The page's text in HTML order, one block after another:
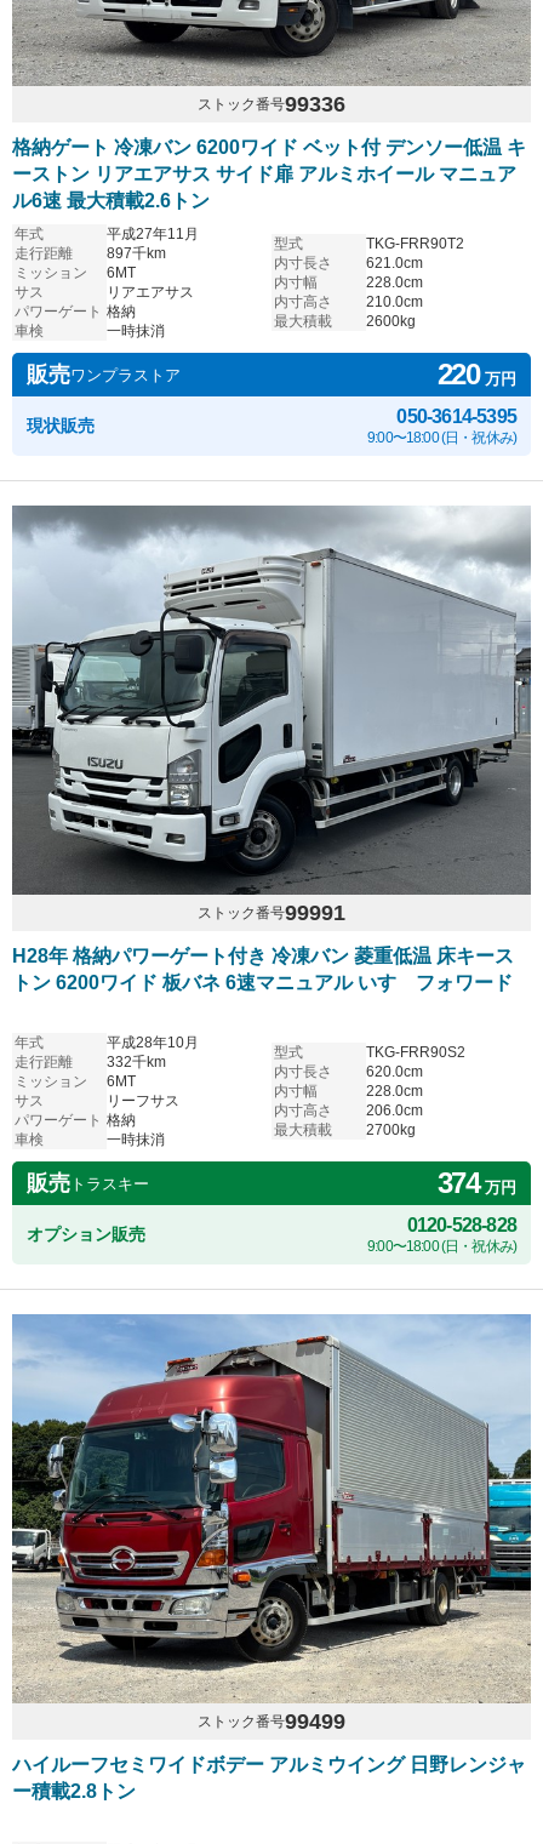
ストック番号99336
格納ゲート 冷凍バン 6200ワイド ベット付 デンソー低温 キ
ーストン リアエアサス サイド扉 アルミホイール マニュア
ル6速 最大積載2.6トン
年式
平成27年11月
走行距離
897千km
ミッション
6MT
サス
リアエアサス
パワーゲート 格納
車検
一時抹消
型式
TKG-FRR90T2
内寸長さ
621.0cm
内寸幅
228.0cm
内寸高さ
210.0cm
最大積載
2600kg
販売ワンプラストア 220万円
現状販売 050-3614-5395
9:00〜18:00 (日・祝休み)
ストック番号99991
H28年 格納パワーゲート付き 冷凍バン 菱重低温 床キース
トン 6200ワイド 板バネ 6速マニュアル いすゞフォワード
年式
平成28年10月
走行距離
332千km
ミッション
6MT
サス
リーフサス
パワーゲート 格納
車検
一時抹消
型式
TKG-FRR90S2
内寸長さ
620.0cm
内寸幅
228.0cm
内寸高さ
206.0cm
最大積載
2700kg
販売 トラスキー 374万円
オプション販売 0120-528-828
9:00〜18:00 (日・祝休み)
ストック番号99499
ハイルーフセミワイドボデー アルミウイング 日野レンジャ
ー積載2.8トン